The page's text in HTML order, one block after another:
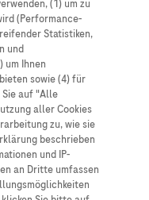
in 2027 wieder
(1) um zu
(Performance-
Statistiken,
und
um Ihnen
sowie (4) für
Sie auf "Alle
aller Cookies
zu, wie sie
beschrieben
und IP-
an Dritte umfassen